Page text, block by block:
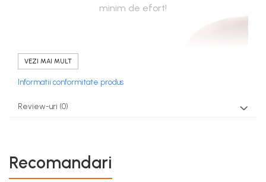
minim de efort!
VEZI MAI MULT
Informatii conformitate produs
Review-uri (0)
Recomandari